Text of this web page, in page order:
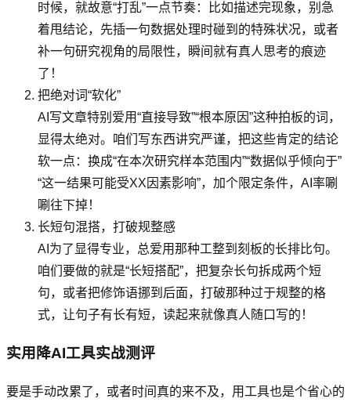
时候，就故意“打乱”一点节奏：比如描述完现象，别急
着甩结论，先插一句数据处理时碰到的特殊状况，或者
补一句研究视角的局限性，瞬间就有真人思考的痕迹
了！
把绝对词“软化”
AI写文章特别爱用“直接导致”“根本原因”这种拍板的词，
显得太绝对。咱们写东西讲究严谨，把这些肯定的结论
软一点：换成“在本次研究样本范围内”“数据似乎倾向于”
“这一结果可能受XX因素影响”，加个限定条件，AI率唰
唰往下掉！
长短句混搭，打破规整感
AI为了显得专业，总爱用那种工整到刻板的长排比句。
咱们要做的就是“长短搭配”，把复杂长句拆成两个短
句，或者把修饰语挪到后面，打破那种过于规整的格
式，让句子有长有短，读起来就像真人随口写的！
实用降AI工具实战测评
要是手动改累了，或者时间真的来不及，用工具也是个省心的